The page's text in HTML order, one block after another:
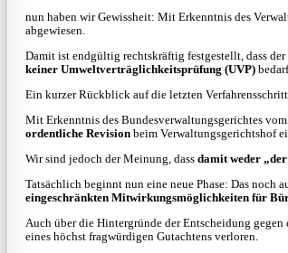
nun haben wir Gewissheit: Mit Erkenntnis des
abgewiesen.
Damit ist endgültig rechtskräftig festgestellt, dass
keiner Umweltverträglichkeitsprüfung (UVP)
Ein kurzer Rückblick auf die letzten
Mit Erkenntnis des Bundesverwaltungsgerichtes
ordentliche Revision beim Verwaltungsgerichtshof
Wir sind jedoch der Meinung, dass damit weder „der
Tatsächlich beginnt nun eine neue Phase: Das noch
eingeschränkten Mitwirkungsmöglichkeiten für
Auch über die Hintergründe der Entscheidung
eines höchst fragwürdigen Gutachtens verloren.